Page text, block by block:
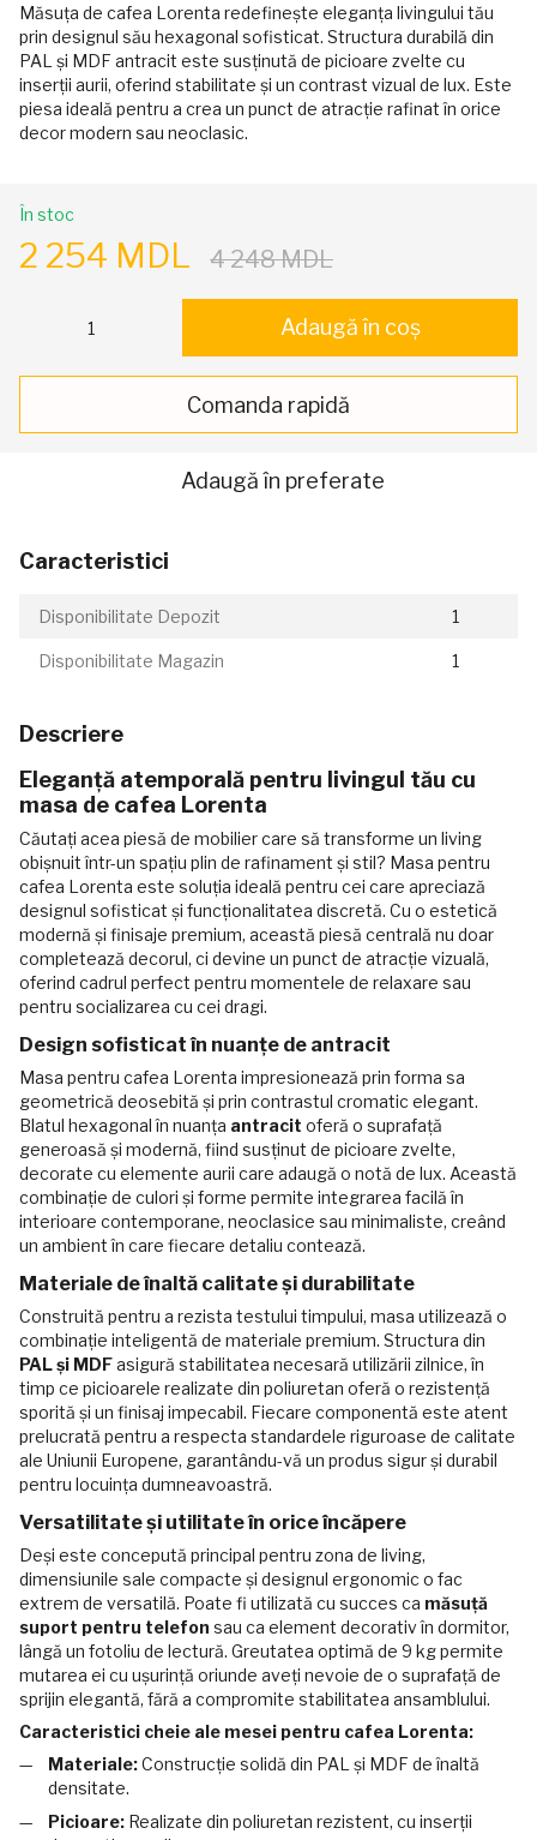
Măsuța de cafea Lorenta redefinește eleganța livingului tău
prin designul său hexagonal sofisticat. Structura durabilă din
PAL și MDF antracit este susținută de picioare zvelte cu
inserții aurii, oferind stabilitate și un contrast vizual de lux. Este
piesa ideală pentru a crea un punct de atracție rafinat în orice
decor modern sau neoclasic.
În stoc
2 254 MDL 4 248 MDL
Adaugă în coș
Comanda rapidă
Adaugă în preferate
Caracteristici
Disponibilitate Depozit 1
Disponibilitate Magazin 1
Descriere
Eleganță atemporală pentru livingul tău cu
masa de cafea Lorenta
Căutați acea piesă de mobilier care să transforme un living
obișnuit într-un spațiu plin de rafinament și stil? Masa pentru
cafea Lorenta este soluția ideală pentru cei care apreciază
designul sofisticat și funcționalitatea discretă. Cu o estetică
modernă și finisaje premium, această piesă centrală nu doar
completează decorul, ci devine un punct de atracție vizuală,
oferind cadrul perfect pentru momentele de relaxare sau
pentru socializarea cu cei dragi.
Design sofisticat în nuanțe de antracit
Masa pentru cafea Lorenta impresionează prin forma sa
geometrică deosebită și prin contrastul cromatic elegant.
Blatul hexagonal în nuanța antracit oferă o suprafață
generoasă și modernă, fiind susținut de picioare zvelte,
decorate cu elemente aurii care adaugă o notă de lux. Această
combinație de culori și forme permite integrarea facilă în
interioare contemporane, neoclasice sau minimaliste, creând
un ambient în care fiecare detaliu contează.
Materiale de înaltă calitate și durabilitate
Construită pentru a rezista testului timpului, masa utilizează o
combinație inteligentă de materiale premium. Structura din
PAL și MDFasigură stabilitatea necesară utilizării zilnice, în
timp ce picioarele realizate din poliuretan oferă o rezistență
sporită și un finisaj impecabil. Fiecare componentă este atent
prelucrată pentru a respecta standardele riguroase de calitate
ale Uniunii Europene, garantându-vă un produs sigur și durabil
pentru locuința dumneavoastră.
Versatilitate și utilitate în orice încăpere
Deși este concepută principal pentru zona de living,
dimensiunile sale compacte și designul ergonomic o fac
extrem de versatilă. Poate fi utilizată cu succes ca măsuță
suport pentru telefon sau ca element decorativ în dormitor,
lângă un fotoliu de lectură. Greutatea optimă de 9 kg permite
mutarea ei cu ușurință oriunde aveți nevoie de o suprafață de
sprijin elegantă, fără a compromite stabilitatea ansamblului.
Caracteristici cheie ale mesei pentru cafea Lorenta:
Materiale:Construcție solidă din PAL și MDF de înaltă
densitate.
Picioare: Realizate din poliuretan rezistent, cu inserții